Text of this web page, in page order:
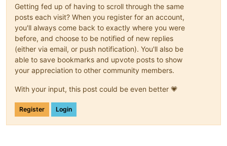
Getting fed up of having to scroll through the same
posts each visit? When you register for an account,
you'll always come back to exactly where you were
before, and choose to be notified of new replies
(either via email, or push notification). You'll also be
able to save bookmarks and upvote posts to show
your appreciation to other community members.
With your input, this post could be even better 💗
Register Login